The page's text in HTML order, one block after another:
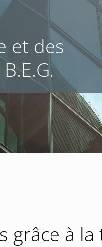
et des
grâce à